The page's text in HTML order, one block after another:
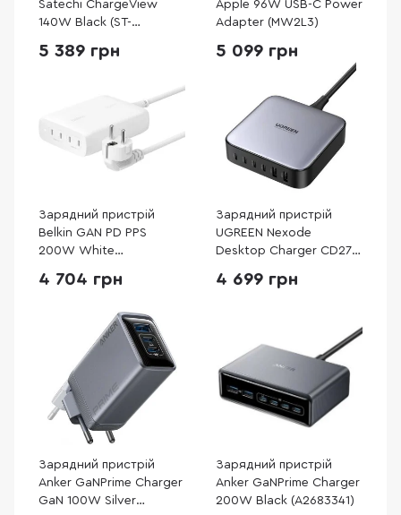
Satechi ChargeView
140W Black (ST-
5 389 грн
Apple 96W USB-C Power
Adapter (MW2L3)
5 099 грн
Зарядний пристрій
Belkin GAN PD PPS
200W White
4 704 грн
Зарядний пристрій
UGREEN Nexode
Desktop Charger CD271
(40914)
4 699 грн
Зарядний пристрій
Anker GaNPrime Charger
GaN 100W Silver
Зарядний пристрій
Anker GaNPrime Charger
200W Black (A2683341)